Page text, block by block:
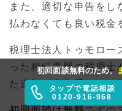
初回面談無料のため、
タップで電話相談
0120-916-968
また、適切な申告をし
払わなくても良い税金
税理士法人トゥモロー
った相続専門の税理士
た適切な申告手続きを